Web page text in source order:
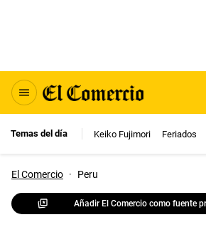
Temas del día Keiko Fujimori Feriados
El Comercio · Peru
Añadir El Comercio como fuente